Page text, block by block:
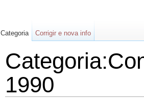
1990
Categoria Corrigir e nova info